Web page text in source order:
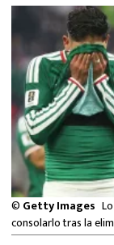
FUTBOL ESTUFA
FÓRMULA 1
BOXEO
LIGA MX
NFL
© Getty Images
consolarlo tras la